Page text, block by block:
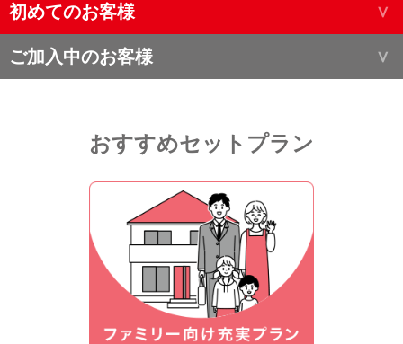
初めてのお客様
ご加入中のお客様
おすすめセットプラン